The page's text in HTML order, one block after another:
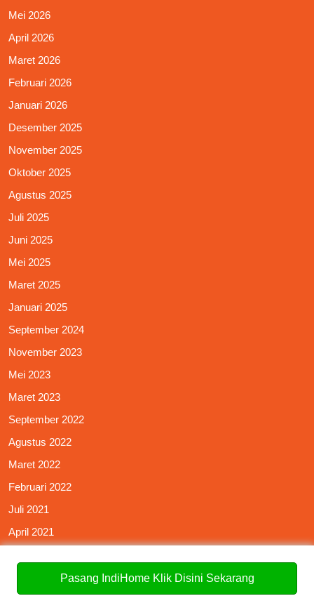
Mei 2026
April 2026
Maret 2026
Februari 2026
Januari 2026
Desember 2025
November 2025
Oktober 2025
Agustus 2025
Juli 2025
Juni 2025
Mei 2025
Maret 2025
Januari 2025
September 2024
November 2023
Mei 2023
Maret 2023
September 2022
Agustus 2022
Maret 2022
Februari 2022
Juli 2021
April 2021
Oktober 2020Pasang IndiHome Klik Disini Sekarang